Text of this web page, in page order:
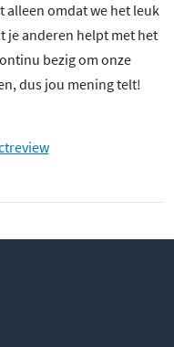
alleen omdat we het leuk
je anderen helpt met het
bezig om onze
dus jou mening telt!